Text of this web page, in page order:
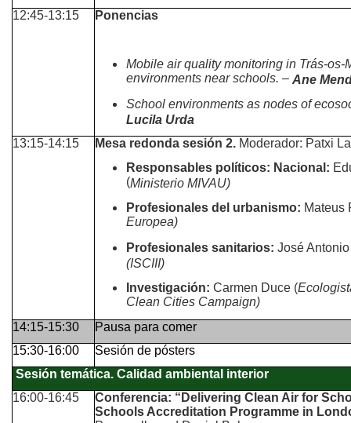
12:45-13:15
Ponencias
Mobile air quality monitoring in Trás-os-
environments near schools. – Ane
School environments as nodes of
Lucila Urda
13:15-14:15
Mesa redonda sesión 2. Moderador: Patxi
Responsables políticos: Nacional:
(Ministerio MIVAU)
Profesionales del urbanismo: Mateus
Europea)
Profesionales sanitarios: José
(ISCIII)
Investigación: Carmen Duce (
Clean Cities Campaign)
14:15-15:30
Pausa para comer
15:30-16:00
Sesión de pósters
Sesión temática. Calidad ambiental interior
16:00-16:45
Conferencia: “Delivering Clean Air for
Schools Accreditation Programme in